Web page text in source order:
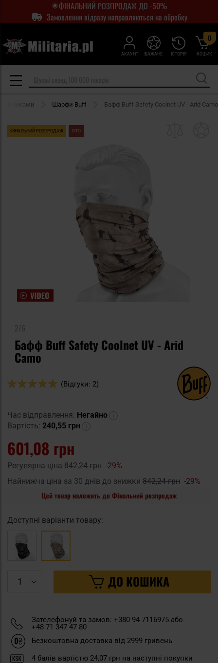
ФІНАЛЬНИЙ РОЗПРОДАЖ ДО -50%
Замовлення відразу направляються на обробку
АКАУНТ ІСТОРІЯ
БАЖАНЕ КОШИК
0
Шарфи Buff Бафф Buff Safety Coolnet UV - Arid Camo
ФІНАЛЬНИЙ РОЗПРОДАЖ ЛІТО
Бафф Buff Safety Coolnet UV - Arid
Camo
Оцінка:
(Відгуки: 2)
Час відправлення: Негайно
Вартість: 240,55 грн
601,08 грн
Регулярна ціна 842,24 грн -29%
Найнижча ціна за 30 днів до знижки 842,24 грн -29%
Цей товар належить до Фінальний розпродаж
Доступні варіанти товару:
ДО КОШИКА
Зателефонуй та замов: +380 94 7116975 або
+48 71 347 47 80
Безкоштовна доставка від 2999 гривень
4 балів вартістю 24,07 грн на наступні покупки